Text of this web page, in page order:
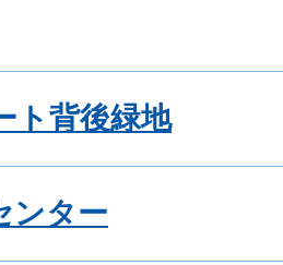
ト背後緑地
ンター